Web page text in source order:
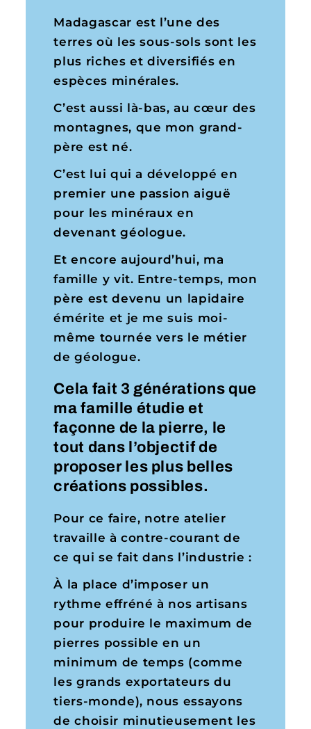
Madagascar est l’une des
terres où les sous-sols sont les
plus riches et diversifiés en
espèces minérales.
C’est aussi là-bas, au cœur des
montagnes, que mon grand-
père est né.
C’est lui qui a développé en
premier une passion aiguë
pour les minéraux en
devenant géologue.
Et encore aujourd’hui, ma
famille y vit. Entre-temps, mon
père est devenu un lapidaire
émérite et je me suis moi-
même tournée vers le métier
de géologue.
Cela fait 3 générations que
ma famille étudie et
façonne de la pierre, le
tout dans l’objectif de
proposer les plus belles
créations possibles.
Pour ce faire, notre atelier
travaille à contre-courant de
ce qui se fait dans l’industrie :
À la place d’imposer un
rythme effréné à nos artisans
pour produire le maximum de
pierres possible en un
minimum de temps (comme
les grands exportateurs du
tiers-monde), nous essayons
de choisir minutieusement les